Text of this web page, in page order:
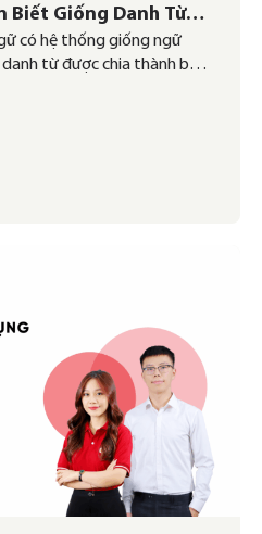
Biết Giống Danh Từ
có hệ thống giống ngữ
từ được chia thành ba